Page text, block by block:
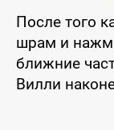
После того
шрам и
ближние
Вилли